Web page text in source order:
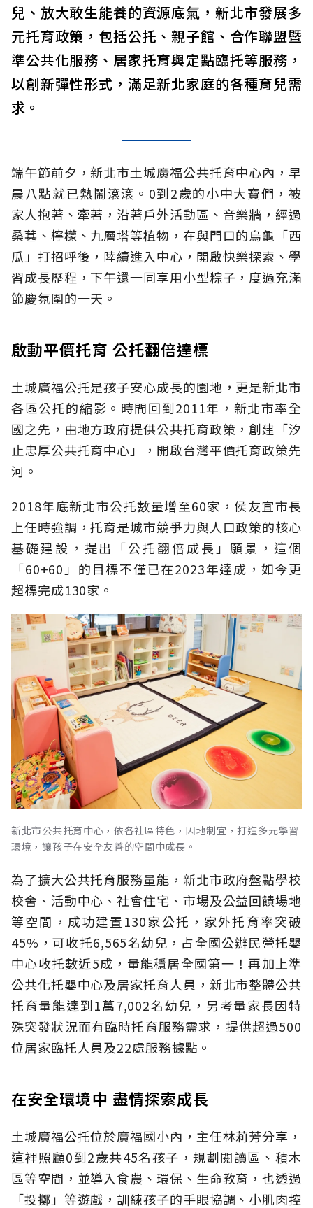
兒、放大敢生能養的資源底氣，新北市發展多
元托育政策，包括公托、親子館、合作聯盟暨
準公共化服務、居家托育與定點臨托等服務，
以創新彈性形式，滿足新北家庭的各種育兒需
求。
端午節前夕，新北市土城廣福公共托育中心內，早
晨八點就已熱鬧滾滾。0到2歲的小中大寶們，被
家人抱著、牽著，沿著戶外活動區、音樂牆，經過
桑葚、檸檬、九層塔等植物，在與門口的烏龜「西
瓜」打招呼後，陸續進入中心，開啟快樂探索、學
習成長歷程，下午還一同享用小型粽子，度過充滿
節慶氛圍的一天。
啟動平價托育 公托翻倍達標
土城廣福公托是孩子安心成長的園地，更是新北市
各區公托的縮影。時間回到2011年，新北市率全
國之先，由地方政府提供公共托育政策，創建「汐
止忠厚公共托育中心」，開啟台灣平價托育政策先
河。
2018年底新北市公托數量增至60家，侯友宜市長
上任時強調，托育是城市競爭力與人口政策的核心
基礎建設，提出「公托翻倍成長」願景，這個
「60+60」的目標不僅已在2023年達成，如今更
超標完成130家。
新北市公共托育中心，依各社區特色，因地制宜，打造多元學習
環境，讓孩子在安全友善的空間中成長。
為了擴大公共托育服務量能，新北市政府盤點學校
校舍、活動中心、社會住宅、市場及公益回饋場地
等空間，成功建置130家公托，家外托育率突破
45%，可收托6,565名幼兒，占全國公辦民營托嬰
中心收托數近5成，量能穩居全國第一！再加上準
公共化托嬰中心及居家托育人員，新北市整體公共
托育量能達到1萬7,002名幼兒，另考量家長因特
殊突發狀況而有臨時托育服務需求，提供超過500
位居家臨托人員及22處服務據點。
在安全環境中 盡情探索成長
土城廣福公托位於廣福國小內，主任林莉芳分享，
這裡照顧0到2歲共45名孩子，規劃閱讀區、積木
區等空間，並導入食農、環保、生命教育，也透過
「投擲」等遊戲，訓練孩子的手眼協調、小肌肉控